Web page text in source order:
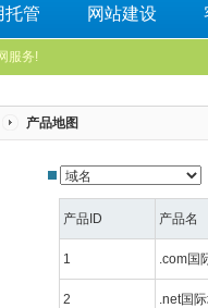
托管 网站建设
服务!
产品地图
产品ID 产品名
1 .com国
2 .net国